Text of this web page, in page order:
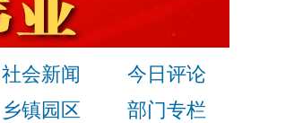
社会新闻
今日评论
乡镇园区 部门专栏